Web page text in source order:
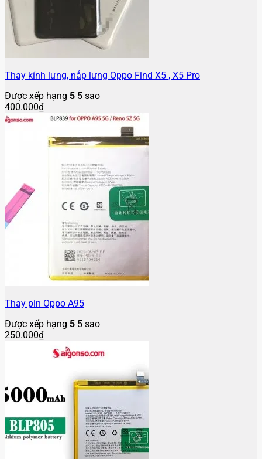
Thay kính lưng, nắp lưng Oppo Find X5 , X5 Pro
Được xếp hạng 5 5 sao
400.000₫
Thay pin Oppo A95
Được xếp hạng 5 5 sao
250.000₫